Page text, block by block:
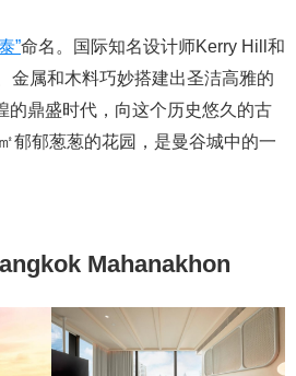
”命名。国际知名设计师Kerry Hill和
金属和木料巧妙搭建出圣洁高雅的
的鼎盛时代，向这个历史悠久的古
郁郁葱葱的花园，是曼谷城中的一
Mahanakhon